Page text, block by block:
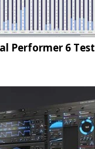
Performer 6 Test